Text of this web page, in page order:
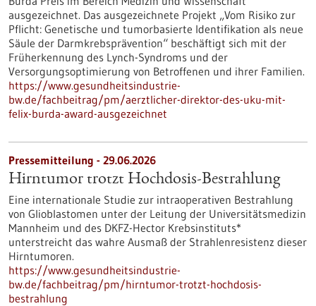
ausgezeichnet. Das ausgezeichnete Projekt „Vom Risiko zur
Pflicht: Genetische und tumorbasierte Identifikation als neue
Säule der Darmkrebsprävention“ beschäftigt sich mit der
Früherkennung des Lynch-​Syndroms und der
Versorgungsoptimierung von Betroffenen und ihrer Familien.
https://www.gesundheitsindustrie-
bw.de/fachbeitrag/pm/aerztlicher-direktor-des-uku-mit-
felix-burda-award-ausgezeichnet
Pressemitteilung - 29.06.2026
Hirntumor trotzt Hochdosis-Bestrahlung
Eine internationale Studie zur intraoperativen Bestrahlung
von Glioblastomen unter der Leitung der Universitätsmedizin
Mannheim und des DKFZ-Hector Krebsinstituts*
unterstreicht das wahre Ausmaß der Strahlenresistenz dieser
Hirntumoren.
https://www.gesundheitsindustrie-
bw.de/fachbeitrag/pm/hirntumor-trotzt-hochdosis-
bestrahlung